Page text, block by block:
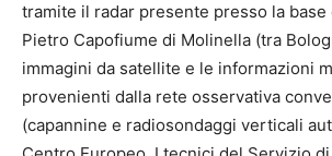
tramite il radar presente presso la base
Pietro Capofiume di Molinella (tra
immagini da satellite e le informazioni
provenienti dalla rete osservativa
(capannine e radiosondaggi verticali